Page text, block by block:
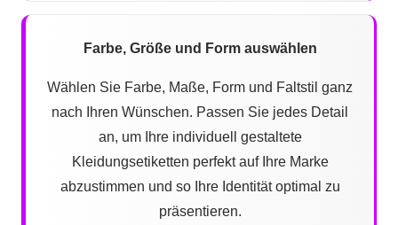
Farbe, Größe und Form auswählen
Wählen Sie Farbe, Maße, Form und Faltstil ganz
nach Ihren Wünschen. Passen Sie jedes Detail
an, um Ihre individuell gestaltete
Kleidungsetiketten perfekt auf Ihre Marke
abzustimmen und so Ihre Identität optimal zu
präsentieren.